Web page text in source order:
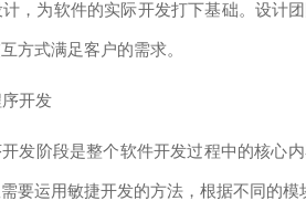
，为软件的实际开发打下基础。设计
方式满足客户的需求。
开发
阶段是整个软件开发过程中的核心内
要运用敏捷开发的方法，根据不同的